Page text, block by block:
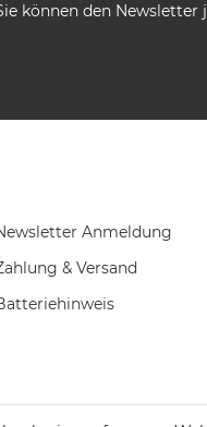
können den Newsletter
Anmeldung
& Versand